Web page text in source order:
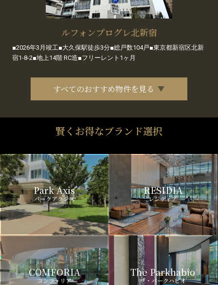
ルフォンプログレ北新宿
■2026年3月竣工■大久保駅徒歩3分■総戸数104戸■東京都新宿区北新
宿1-8-2■地上14階 RC造■フリーレント1ヶ月
すべてのおすすめ物件を見る
賢くお得なブランド選択
Park Axis
パークアクシス
RESIDIA
レジディア
COMFORIA
コンフォリア
The Parkhabio
ザ・パークハビオ